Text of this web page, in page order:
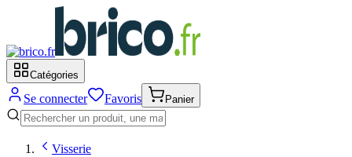
Catégories
Se connecter Favoris Panier
Visserie